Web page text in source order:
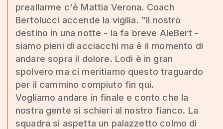
preallarme c'è Mattia Verona. Coach
Bertolucci accende la vigilia. "Il nostro
destino in una notte - la fa breve AleBert -
siamo pieni di acciacchi ma è il momento di
andare sopra il dolore. Lodi è in gran
spolvero ma ci meritiamo questo traguardo
per il cammino compiuto fin qui.
Vogliamo andare in finale e conto che la
nostra gente si schieri al nostro fianco. La
squadra si aspetta un palazzetto colmo di